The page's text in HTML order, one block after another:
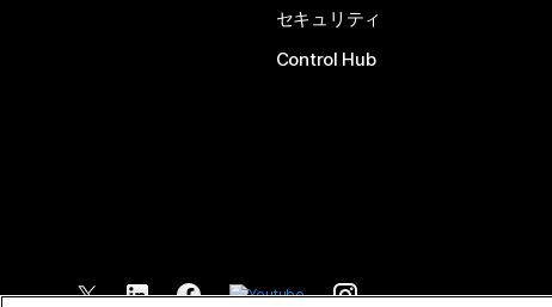
セキュリティ
Control Hub